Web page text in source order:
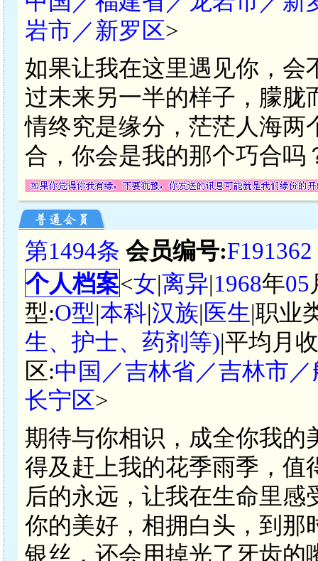
岩市／新罗区>
如果让我在这里遇见你，会
过未来另一半的样子，朦胧
情终究是缘分，茫茫人海两
合，你会是我的那个巧合吗
第1494条 会员编号:F191362
个人档案<女|离异|1968年05
型:O型|本科|汉族| 医生|职业
生、护士、药剂等)|平均月
区:中国／吉林省／吉林市
长宁区>
期待与你相识，成全你我的
得及赶上我的花季雨季，值
后的永远，让我在生命里
你的美好，相拥白头，到那
银丝，还会用掉光了牙齿